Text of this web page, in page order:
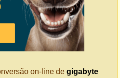
on-line de gigabyte